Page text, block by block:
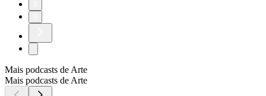
Mais podcasts de Arte
Mais podcasts de Arte